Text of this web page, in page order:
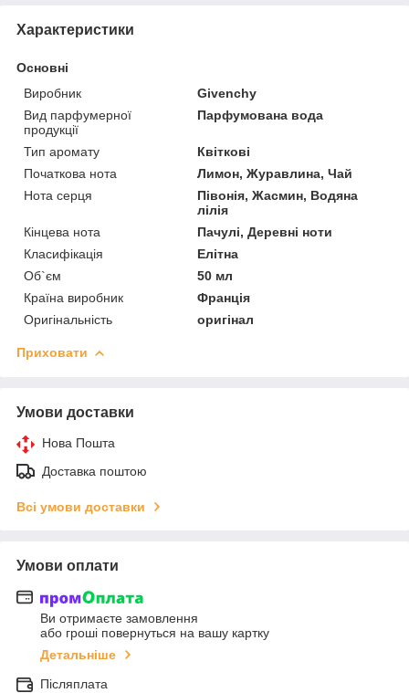
Характеристики
Основні
Виробник
Givenchy
Вид парфумерної
продукції
Парфумована вода
Тип аромату
Квіткові
Початкова нота
Лимон, Журавлина, Чай
Нота серця
Півонія, Жасмин, Водяна
лілія
Кінцева нота
Пачулі, Деревні ноти
Класифікація
Елітна
Об`єм
50 мл
Країна виробник
Франція
Оригінальність
оригінал
Приховати
Умови доставки
Нова Пошта
Доставка поштою
Всі умови доставки
Умови оплати
Ви отримаєте замовлення
або гроші повернуться на вашу картку
Детальніше
Післяплата